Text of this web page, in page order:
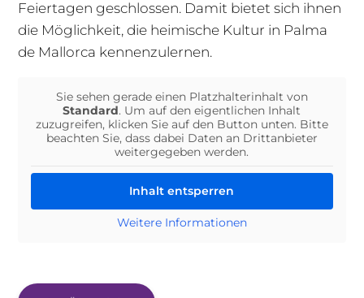
Feiertagen geschlossen. Damit bietet sich ihnen
die Möglichkeit, die heimische Kultur in Palma
de Mallorca kennenzulernen.
Sie sehen gerade einen Platzhalterinhalt von
Standard. Um auf den eigentlichen Inhalt
zuzugreifen, klicken Sie auf den Button unten. Bitte
beachten Sie, dass dabei Daten an Drittanbieter
weitergegeben werden.
Inhalt entsperren
Weitere Informationen